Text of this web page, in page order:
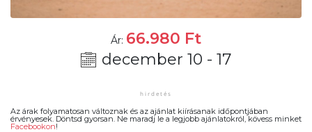
Ár: 66.980 Ft
december 10 - 17
Az árak folyamatosan változnak és az ajánlat kiírásanak időpontjában
érvényesek. Döntsd gyorsan. Ne maradj le a legjobb ajánlatokról, kövess minket
Facebookon!